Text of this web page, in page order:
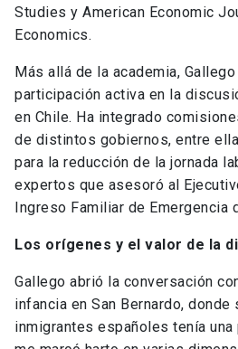
Studies y American Economic
Economics.
Más allá de la academia,
participación activa en la
en Chile. Ha integrado
de distintos gobiernos, entre
para la reducción de la jornada
expertos que asesoró al
Ingreso Familiar de Emergencia
Los orígenes y el valor de la
Gallego abrió la conversación
infancia en San Bernardo,
inmigrantes españoles tenía una